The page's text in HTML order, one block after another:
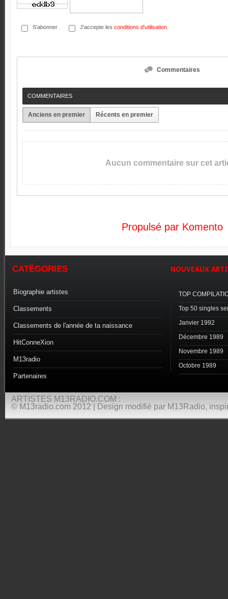
S'abonner J'accepte les conditions d'utilisation
Commentaires
COMMENTAIRES
Anciens en premier Récents en premier
Aucun commentaire sur cet
Propulsé par Komento
CATÉGORIES
Biographie artistes
Classements
Classements de l'année de ta naissance
HitConneXion
M13radio
Partenaires
NOUVEAUX
TOP
Top 50 singles
Janvier 1992
Décembre 1989
Novembre 1989
Octobre 1989
ARTISTES M13RADIO.COM :
© M13radio.com 2012 | Design modifié par M13Radio,